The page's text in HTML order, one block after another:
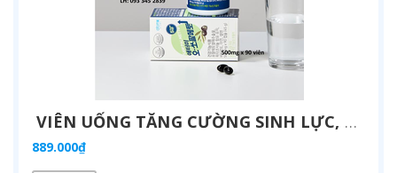
VIÊN UỐNG TĂNG CƯỜNG SINH LỰC, CẢI THIỆN NỘI TIẾT TỐ CHO NAM, CHỨA OCTACOSANOL TĂNG SỨC BỀN, CẢI THIỆN TUYẾN TIỀN LIỆT, TIỂU ĐÊM, TIỂU KHÓ (500MG X 90 VIÊN) - ATOMY SAW PALMETTO - 애터미 쏘팔메토 - АТОМИ СО ПАЛЬМЕТТО
889.000₫